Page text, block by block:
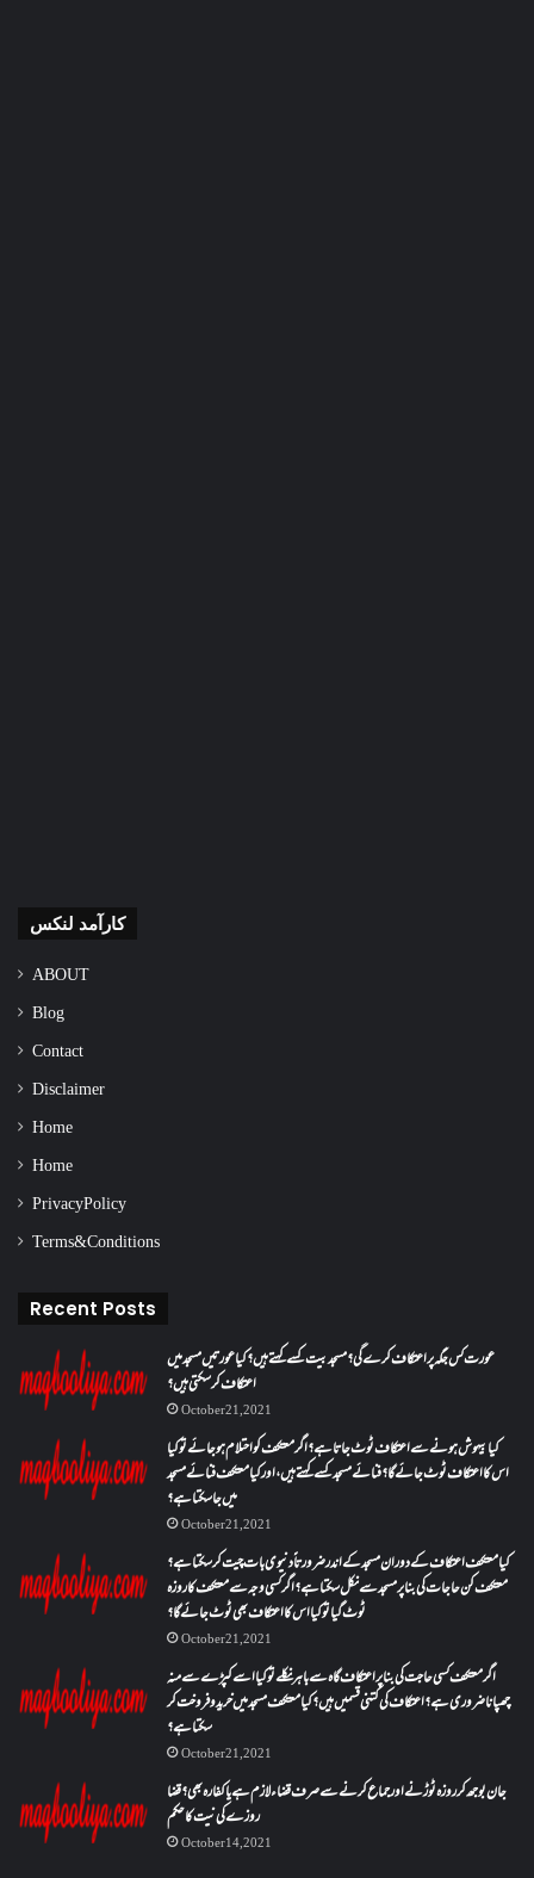
کارآمد لنکس
ABOUT
Blog
Contact
Disclaimer
Home
Home
Privacy Policy
Terms & Conditions
Recent Posts
عورت کس جگہ پر اعتکاف کرے گی؟مسجد بیت کسے کہتے ہیں؟کیا عورتیں مسجد میں
اعتکاف کر سکتی ہیں؟
October 21, 2021
کیا بیہوش ہونے سے اعتکاف ٹوٹ جاتا ہے؟ اگر معتکف کو احتلام ہو جائے تو کیا
اس کا اعتکاف ٹوٹ جائے گا؟فنائے مسجد کسے کہتے ہیں ، اور کیا معتکف فنائے مسجد
میں جا سکتا ہے؟
October 21, 2021
کیا معتکف اعتکاف کے دوران مسجد کے اندر ضرورتاً دنیوی بات چیت کر سکتا ہے؟
معتکف کن حاجات کی بنا پر مسجد سے نکل سکتا ہے؟ اگر کسی وجہ سے معتکف کا روزہ
ٹوٹ گیا تو کیا اس کا اعتکاف بھی ٹوٹ جائے گا؟
October 21, 2021
اگر معتکف کسی حاجت کی بنا پر اعتکاف گاہ سے باہر نکلے تو کیا اسے کپڑے سے منہ
چھپانا ضروری ہے؟اعتکاف کی کتنی قسمیں ہیں؟کیا معتکف مسجد میں خرید و فروخت کر
سکتا ہے؟
October 21, 2021
جان بوجھ کر روزہ ٹوڑنے اور جماع کرنے سے صرف قضاء لازم ہے یا کفارہ بھی؟ قضا
روزے کی نیت کا حکم
October 14, 2021